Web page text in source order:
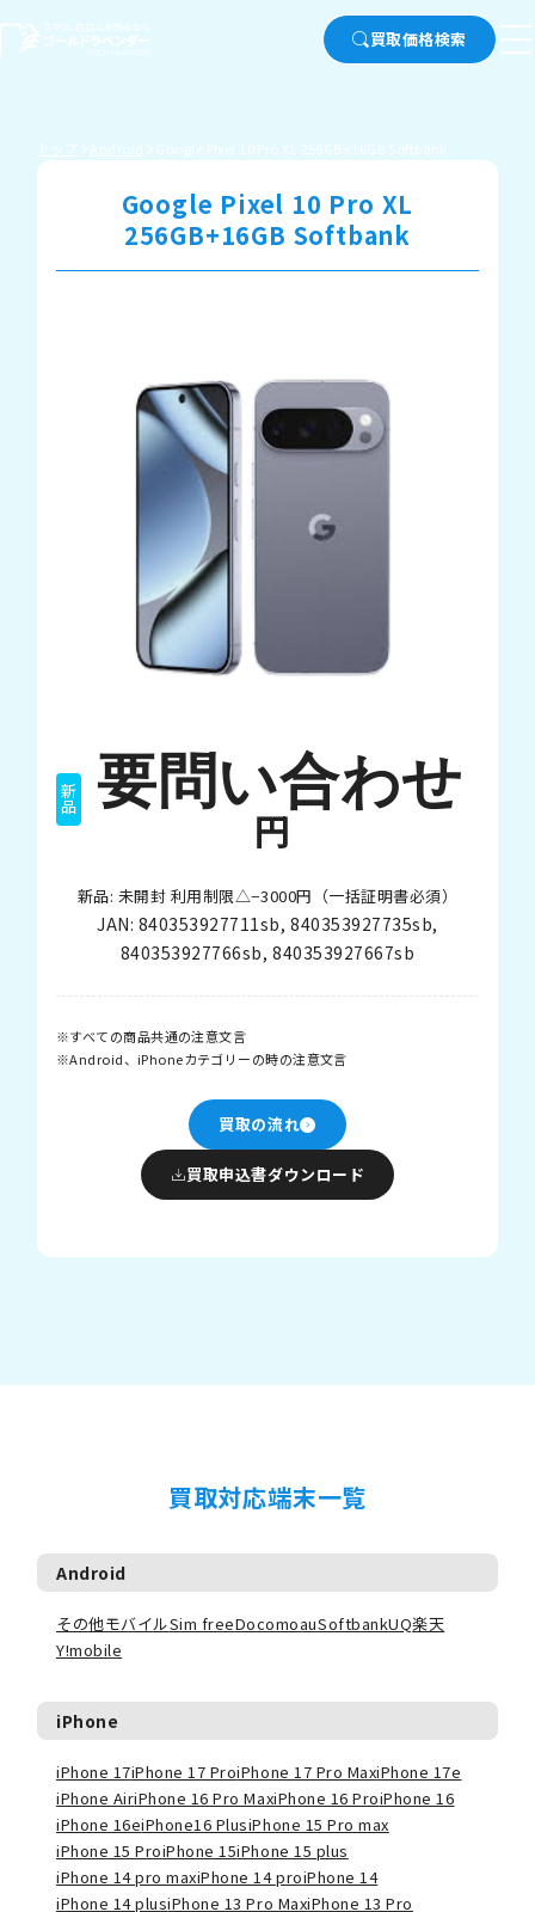
買取価格検索
トップ Android Google Pixel 10 Pro XL 256GB+16GB Softbank
Google Pixel 10 Pro XL
256GB+16GB Softbank
新品 要問い合わせ
円
新品: 未開封 利用制限△−3000円（一括証明書必須）
JAN: 840353927711sb,840353927735sb,
840353927766sb,840353927667sb
すべての商品共通の注意文言
Android、iPhoneカテゴリーの時の注意文言
買取の流れ
買取申込書ダウンロード
買取対応端末一覧
Android
その他モバイルSim freeDocomoauSoftbankUQ楽天
Y!mobile
iPhone
iPhone 17iPhone 17 ProiPhone 17 Pro MaxiPhone 17e
iPhone AiriPhone 16 Pro MaxiPhone 16 ProiPhone 16
iPhone 16eiPhone16 PlusiPhone 15 Pro max
iPhone 15 ProiPhone 15iPhone 15 plus
iPhone 14 pro maxiPhone 14 proiPhone 14
iPhone 14 plusiPhone 13 Pro MaxiPhone 13 Pro